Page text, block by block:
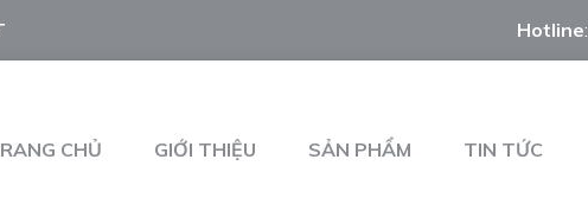
Hotline:
CHỦ GIỚI THIỆU SẢN PHẨM TIN TỨC